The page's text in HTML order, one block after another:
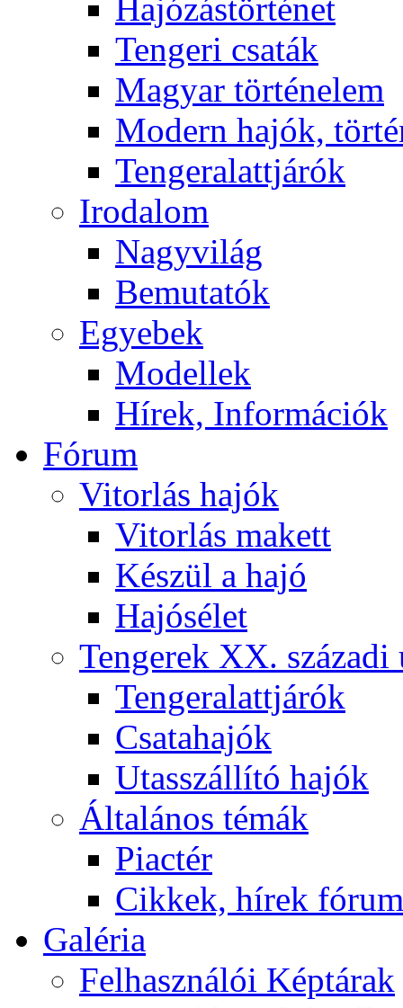
Hajózástörténet
Tengeri csaták
Magyar történelem
Modern hajók,
Tengeralattjárók
Irodalom
Nagyvilág
Bemutatók
Egyebek
Modellek
Hírek, Információk
Fórum
Vitorlás hajók
Vitorlás makett
Készül a hajó
Hajósélet
Tengerek XX. századi
Tengeralattjárók
Csatahajók
Utasszállító hajók
Általános témák
Piactér
Cikkek, hírek
Galéria
Felhasználói Képtárak